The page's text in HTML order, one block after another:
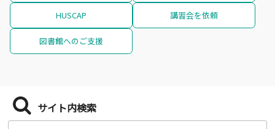
HUSCAP 講習会を依頼
図書館へのご支援
サイト内検索